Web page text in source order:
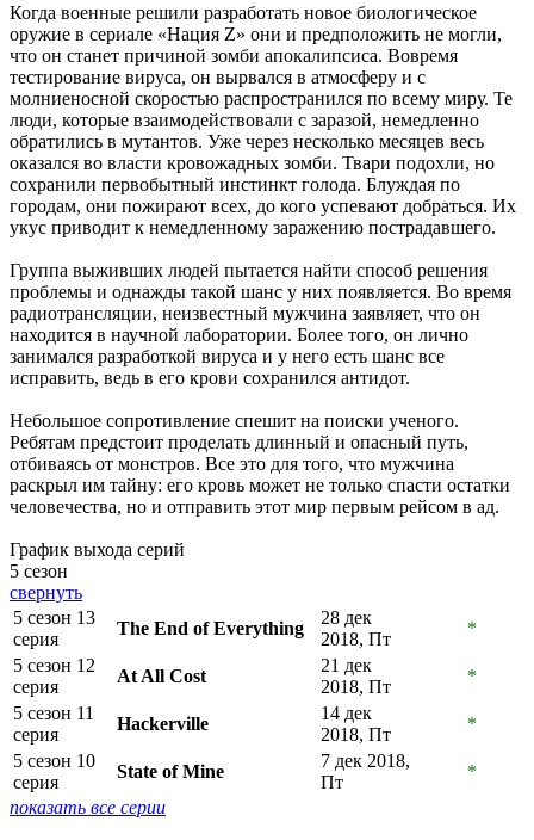
Когда военные решили разработать новое биологическое
оружие в сериале «Нация Z» они и предположить не могли,
что он станет причиной зомби апокалипсиса. Вовремя
тестирование вируса, он вырвался в атмосферу и с
молниеносной скоростью распространился по всему миру. Те
люди, которые взаимодействовали с заразой, немедленно
обратились в мутантов. Уже через несколько месяцев весь
оказался во власти кровожадных зомби. Твари подохли, но
сохранили первобытный инстинкт голода. Блуждая по
городам, они пожирают всех, до кого успевают добраться. Их
укус приводит к немедленному заражению пострадавшего.
Группа выживших людей пытается найти способ решения
проблемы и однажды такой шанс у них появляется. Во время
радиотрансляции, неизвестный мужчина заявляет, что он
находится в научной лаборатории. Более того, он лично
занимался разработкой вируса и у него есть шанс все
исправить, ведь в его крови сохранился антидот.
Небольшое сопротивление спешит на поиски ученого.
Ребятам предстоит проделать длинный и опасный путь,
отбиваясь от монстров. Все это для того, что мужчина
раскрыл им тайну: его кровь может не только спасти остатки
человечества, но и отправить этот мир первым рейсом в ад.
График выхода серий
5 сезон
свернуть
5 сезон 13
серия
The End of Everything
28 дек
2018, Пт
*
5 сезон 12
серия
At All Cost
21 дек
2018, Пт
*
5 сезон 11
серия
Hackerville
14 дек
2018, Пт
*
5 сезон 10
серия
State of Mine
7 дек 2018,
Пт
*
показать все серии